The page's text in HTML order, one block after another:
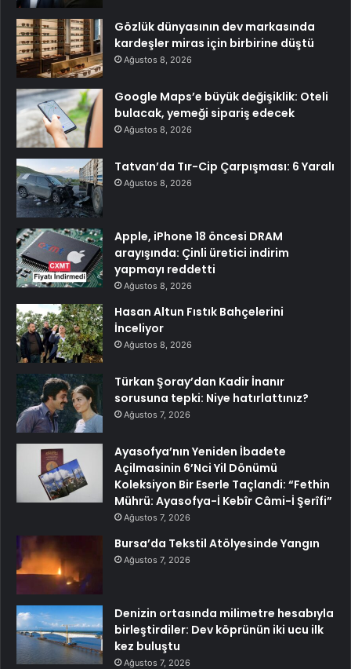
Gözlük dünyasının dev markasında
kardeşler miras için birbirine düştü
Ağustos 8, 2026
Google Maps’e büyük değişiklik: Oteli
bulacak, yemeği sipariş edecek
Ağustos 8, 2026
Tatvan’da Tır-Cip Çarpışması: 6 Yaralı
Ağustos 8, 2026
Apple, iPhone 18 öncesi DRAM
arayışında: Çinli üretici indirim
yapmayı reddetti
Ağustos 8, 2026
Hasan Altun Fıstık Bahçelerini
İnceliyor
Ağustos 8, 2026
Türkan Şoray’dan Kadir İnanır
sorusuna tepki: Niye hatırlattınız?
Ağustos 7, 2026
Ayasofya’nın Yeniden İbadete
Açilmasinin 6’Nci Yil Dönümü
Koleksiyon Bir Eserle Taçlandi: “Fethin
Mührü: Ayasofya-İ Kebîr Câmi-İ Şerîfi”
Ağustos 7, 2026
Bursa’da Tekstil Atölyesinde Yangın
Ağustos 7, 2026
Denizin ortasında milimetre hesabıyla
birleştirdiler: Dev köprünün iki ucu ilk
kez buluştu
Ağustos 7, 2026